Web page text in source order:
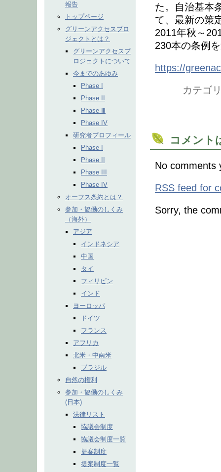
報告
トップページ
グリーンアクセスプロ
ジェクトとは？
グリーンアクセスプ
ロジェクトについて
今までのあゆみ
Phase I
Phase II
Phase Ⅲ
Phase IV
研究者プロフィール
Phase I
Phase II
Phase III
Phase IV
オーフス条約とは？
参加・協働のしくみ
（海外）
アジア
インドネシア
中国
タイ
フィリピン
インド
ヨーロッパ
ドイツ
フランス
アフリカ
北米・中南米
ブラジル
自然の権利
参加・協働のしくみ
(日本)
法律リスト
協議会制度
協議会制度一覧
提案制度
提案制度一覧
た。自治基本
て、最新の策
2011年秋～
230本の条例
https://
カテゴ
コメント
No comments
RSS feed for
Sorry, the